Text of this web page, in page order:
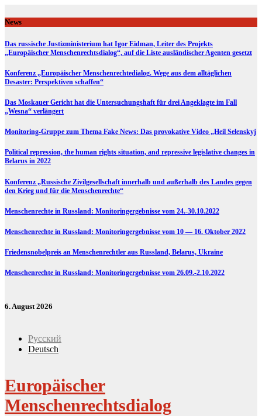
to
content
News
Das russische Justizministerium hat Igor Eidman, Leiter des Projekts
„Europäischer Menschenrechtsdialog“, auf die Liste ausländischer Agenten gesetzt
Konferenz „Europäischer Menschenrechtedialog. Wege aus dem alltäglichen
Desaster: Perspektiven schaffen“
Das Moskauer Gericht hat die Untersuchungshaft für drei Angeklagte im Fall
„Wesna“ verlängert
Monitoring-Gruppe zum Thema Fake News: Das provokative Video „Heil Selenskyj
Political repression, the human rights situation, and repressive legislative changes in
Belarus in 2022
Konferenz „Russische Zivilgesellschaft innerhalb und außerhalb des Landes gegen
den Krieg und für die Menschenrechte“
Menschenrechte in Russland: Monitoringergebnisse vom 24.-30.10.2022
Menschenrechte in Russland: Monitoringergebnisse vom 10 — 16. Oktober 2022
Friedensnobelpreis an Menschenrechtler aus Russland, Belarus, Ukraine
Menschenrechte in Russland: Monitoringergebnisse vom 26.09.-2.10.2022
6. August 2026
Русский
Deutsch
Europäischer
Menschenrechtsdialog